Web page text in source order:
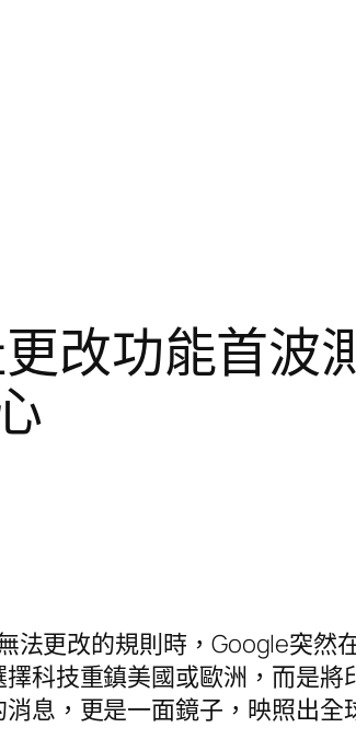
改功能首波
法更改的規則時，Google突然
科技重鎮美國或歐洲，而是
息，更是一面鏡子，映照出